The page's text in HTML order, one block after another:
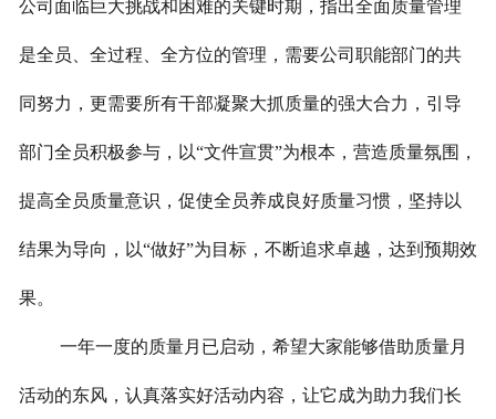
公司面临巨大挑战和困难的关键时期，指出全面质量管理
是全员、全过程、全方位的管理，需要公司职能部门的共
同努力，更需要所有干部凝聚大抓质量的强大合力，引导
部门全员积极参与，以“文件宣贯”为根本，营造质量氛围，
提高全员质量意识，促使全员养成良好质量习惯，坚持以
结果为导向，以“做好”为目标，不断追求卓越，达到预期效
果。
一年一度的质量月已启动，希望大家能够借助质量月
活动的东风，认真落实好活动内容，让它成为助力我们长